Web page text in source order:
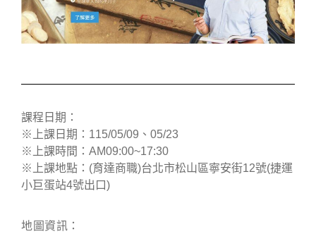
課程日期：
※上課日期：115/05/09、05/23
※上課時間：AM09:00~17:30
※上課地點：(育達商職)台北市松山區寧安街12號(捷運
小巨蛋站4號出口)
地圖資訊：